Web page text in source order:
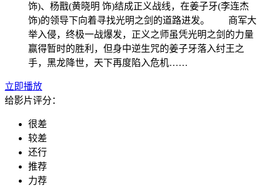
饰)、杨戬(黄晓明 饰)结成正义战线，在姜子牙(李连杰
饰)的领导下向着寻找光明之剑的道路进发。 商军大
举入侵，终极一战爆发，正义之师虽凭光明之剑的力量
赢得暂时的胜利，但身中逆生咒的姜子牙落入纣王之
手，黑龙降世，天下再度陷入危机……
立即播放
给影片评分：
很差
较差
还行
推荐
力荐